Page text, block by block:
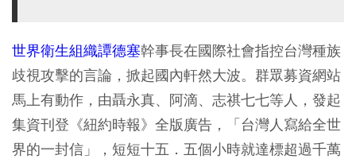
世界衛生組織譚德塞幹事長在國際社會指控台灣種族
歧視攻擊的言論，掀起國內軒然大波。群眾募資網站
馬上有動作，由聶永真、阿滴、志祺七七等人，發起
集資刊登《紐約時報》全版廣告，「台灣人寫給全世
界的一封信」，短短十五．五個小時就達標超過千萬